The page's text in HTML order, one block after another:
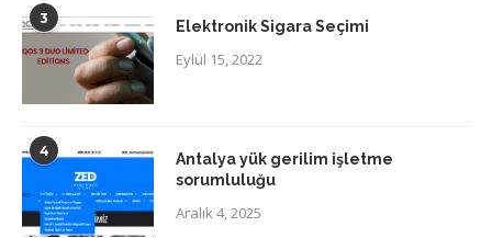
3 Elektronik Sigara Seçimi
Eylül 15, 2022
4
Antalya yük gerilim işletme
sorumluluğu
Aralık 4, 2025